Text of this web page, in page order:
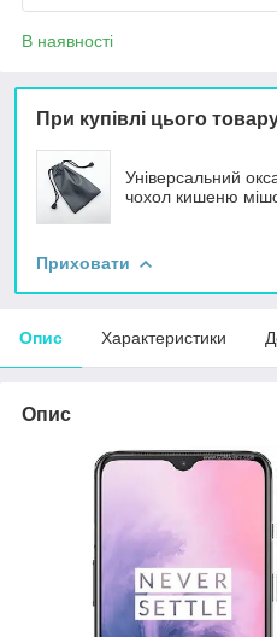
В наявності
При купівлі цього
Універсальний
чохол кишеню
Приховати
Опис Характеристики
Опис